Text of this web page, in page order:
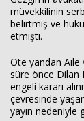
müvekkilinin
belirtmiş ve
etmişti.
Öte yandan Aile
süre önce Dilan
engeli kararı
çevresinde
yayın nedeniyle